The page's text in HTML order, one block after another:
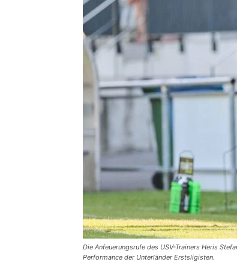
Die Anfeuerungsrufe des USV-Trainers Heris
Performance der Unterländer Erstsligisten.